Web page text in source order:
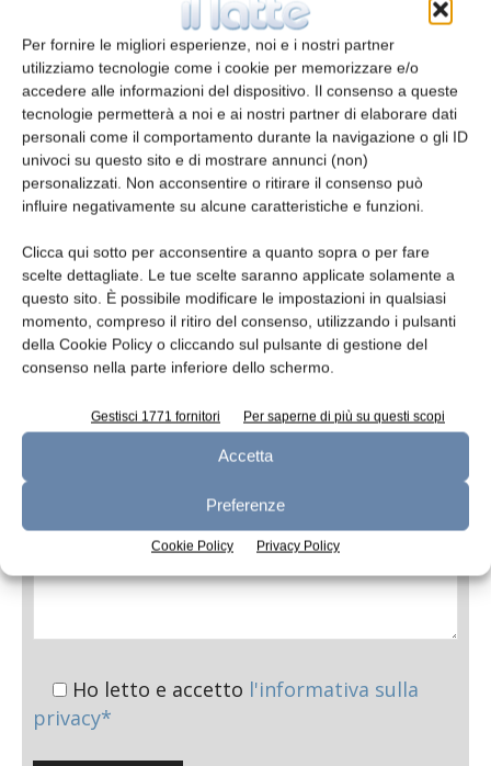
Per fornire le migliori esperienze, noi e i nostri partner
utilizziamo tecnologie come i cookie per memorizzare e/o
accedere alle informazioni del dispositivo. Il consenso a queste
tecnologie permetterà a noi e ai nostri partner di elaborare dati
personali come il comportamento durante la navigazione o gli ID
univoci su questo sito e di mostrare annunci (non)
personalizzati. Non acconsentire o ritirare il consenso può
influire negativamente su alcune caratteristiche e funzioni.
Clicca qui sotto per acconsentire a quanto sopra o per fare
scelte dettagliate. Le tue scelte saranno applicate solamente a
questo sito. È possibile modificare le impostazioni in qualsiasi
momento, compreso il ritiro del consenso, utilizzando i pulsanti
della Cookie Policy o cliccando sul pulsante di gestione del
consenso nella parte inferiore dello schermo.
Gestisci 1771 fornitori Per saperne di più su questi scopi
Accetta
Preferenze
Cookie Policy Privacy Policy
E-mail*
Telefono
Oggetto
Messaggio
Ho letto e accetto l'informativa sulla
privacy*